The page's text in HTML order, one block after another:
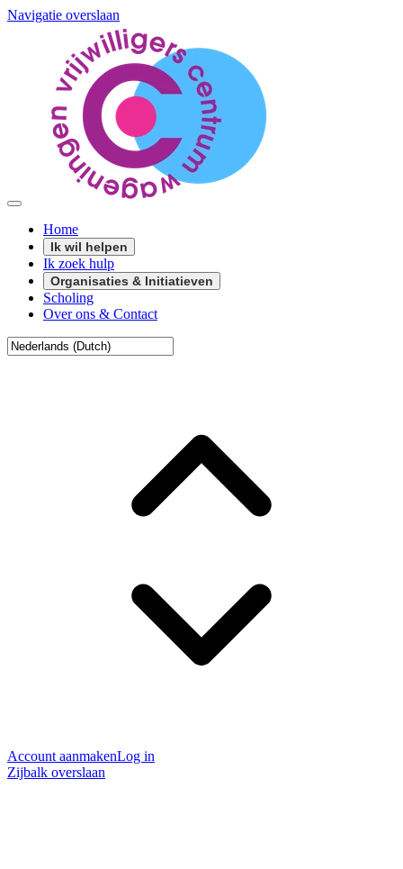
Navigatie overslaan
Home
Ik wil helpen
Ik zoek hulp
Organisaties & Initiatieven
Scholing
Over ons & Contact
Account aanmakenLog in
Zijbalk overslaan